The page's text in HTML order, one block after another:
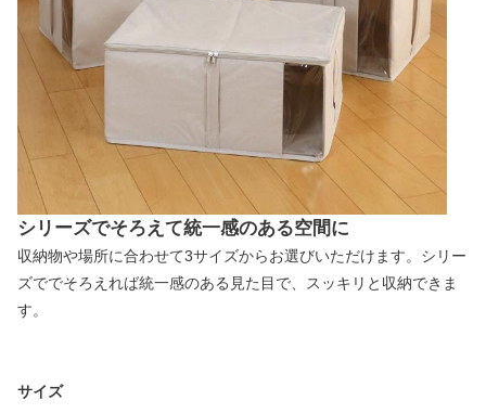
シリーズでそろえて統一感のある空間に
収納物や場所に合わせて3サイズからお選びいただけます。シリー
ズででそろえれば統一感のある見た目で、スッキリと収納できま
す。
サイズ